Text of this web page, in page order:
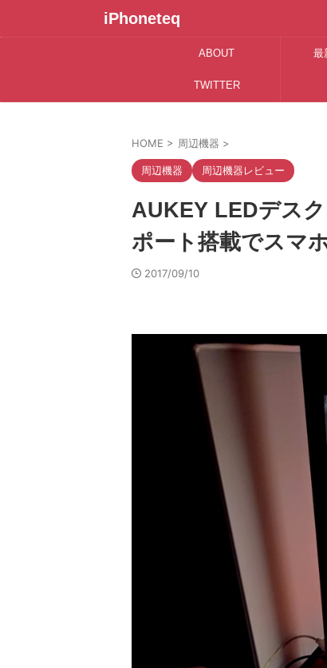
iPhoneteq
ABOUT 最
TWITTER
HOME > 周辺機器 >
周辺機器 周辺機器レビュー
AUKEY LEDデス
ポート搭載でスマ
2017/09/10